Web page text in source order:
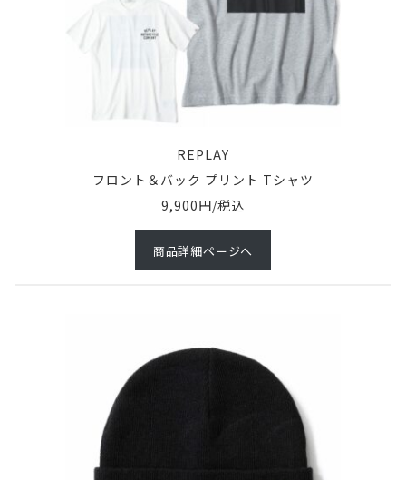
REPLAY
フロント＆バック プリント Tシャツ
9,900円/税込
商品詳細ページへ